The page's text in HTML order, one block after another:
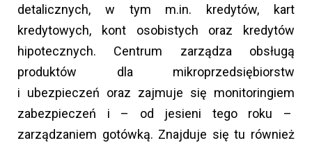
detalicznych, w tym m.in. kredytów, kart
kredytowych, kont osobistych oraz kredytów
hipotecznych. Centrum zarządza obsługą
produktów dla mikroprzedsiębiorstw
i ubezpieczeń oraz zajmuje się monitoringiem
zabezpieczeń i – od jesieni tego roku –
zarządzaniem gotówką. Znajduje się tu również